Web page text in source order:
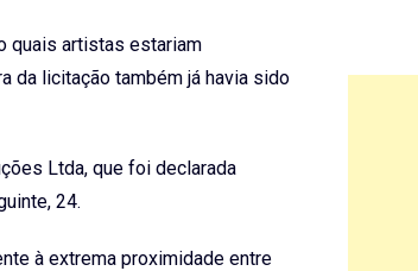
quais artistas estariam
da licitação também já havia sido
Ltda, que foi declarada
24.
à extrema proximidade entre